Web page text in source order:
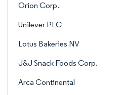
Orion Corp.
Unilever PLC
Lotus Bakeries NV
J&J Snack Foods Corp.
Arca Continental